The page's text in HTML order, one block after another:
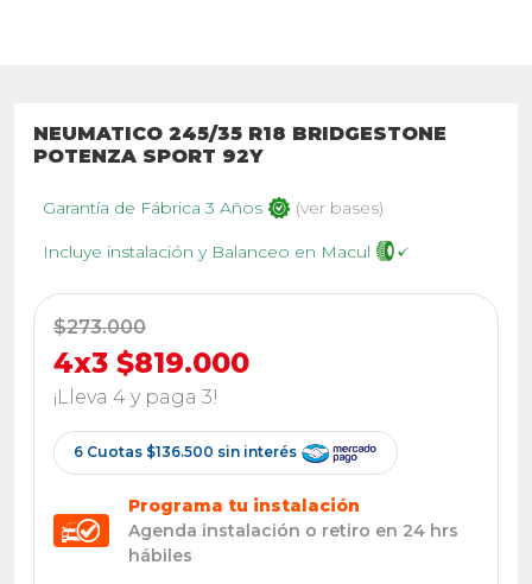
NEUMATICO 245/35 R18 BRIDGESTONE
POTENZA SPORT 92Y
Garantía de Fábrica 3 Años (ver bases)
Incluye instalación y Balanceo en Macul
$273.000
4x3 $819.000
¡Lleva 4 y paga 3!
6 Cuotas $136.500 sin interés
Programa tu instalación
Agenda instalación o retiro en 24 hrs
hábiles